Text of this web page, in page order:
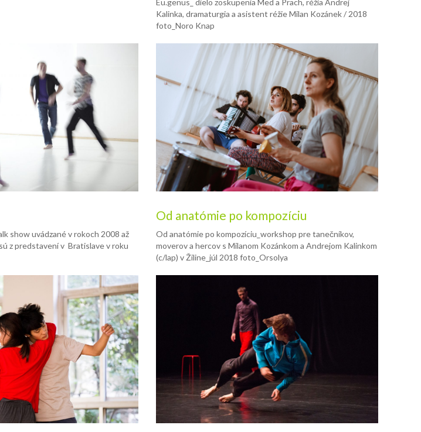
Eu.genus_ dielo zoskupenia Med a Prach, réžia Andrej
Kalinka, dramaturgia a asistent réžie Milan Kozánek / 2018
foto_Noro Knap
show uvádzané v rokoch 2008 až
z predstavení v Bratislave v roku
Od anatómie po kompozíciu
Od anatómie po kompozíciu_workshop pre tanečníkov,
moverov a hercov s Milanom Kozánkom a Andrejom Kalinkom
(c/lap) v Žiline_júl 2018 foto_Orsolya